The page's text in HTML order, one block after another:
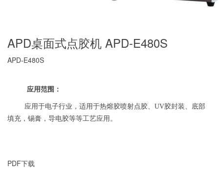
APD桌面式点胶机 APD-E480S
APD-E480S
应用范围：
应用于电子行业，适用于热熔胶喷射点胶、UV胶封装、底部
填充，锡膏，导电胶等等工艺应用。
PDF下载